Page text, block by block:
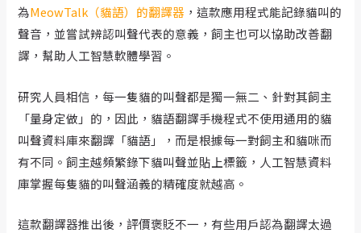
為MeowTalk（貓語）的翻譯器 ，這款應用程式能記錄貓叫的
聲音，並嘗試辨認叫聲代表的意義，飼主也可以協助改善翻
譯，幫助人工智慧軟體學習。
研究人員相信，每一隻貓的叫聲都是獨一無二、針對其飼主
「量身定做」的，因此，貓語翻譯手機程式不使用通用的貓
叫聲資料庫來翻譯「貓語」，而是根據每一對飼主和貓咪而
有不同。飼主越頻繁錄下貓叫聲並貼上標籤，人工智慧資料
庫掌握每隻貓的叫聲涵義的精確度就越高。
這款翻譯器推出後，評價褒貶不一，有些用戶認為翻譯太過